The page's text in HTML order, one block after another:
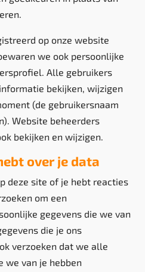
op onze website
we ook persoonlijke
Alle gebruikers
bekijken, wijzigen
(de gebruikersnaam
Website beheerders
bekijken en wijzigen.
over je data
deze site of je hebt reacties
om een
gegevens die we van
die je ons
verzoeken dat we alle
we van je hebben